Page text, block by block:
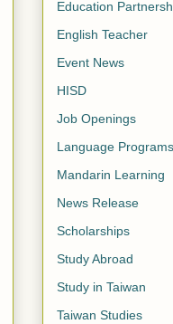
Education
English Teacher
Event News
HISD
Job Openings
Language Programs
Mandarin Learning
News Release
Scholarships
Study Abroad
Study in Taiwan
Taiwan Studies